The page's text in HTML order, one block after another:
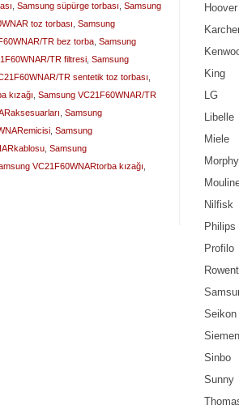
Samsung süpürge torbası Samsung
toz torbası Samsung
TR bez torba Samsung
TR filtresi Samsung
TR sentetik toz torbası
kızağı Samsung VC21F60WNAR/TR
Samsung
Samsung
Samsung
VC21F60WNARtorba kızağı
Hoover
King
LG
Libelle
Miele
Nilfisk
Philips
Profilo
Seikon
Sinbo
Sunny